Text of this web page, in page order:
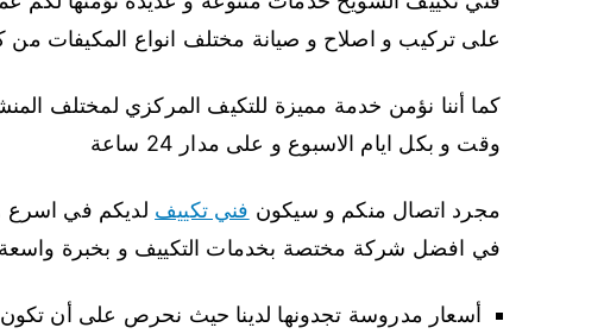
على تركيب و اصلاح و صيانة مختلف انواع المكيفات من
كما أننا نؤمن خدمة مميزة للتكيف المركزي لمختلف
وقت و بكل ايام الاسبوع و على مدار 24 ساعة
مجرد اتصال منكم و سيكون فني تكييف لديكم في اسرع
في افضل شركة مختصة بخدمات التكييف و بخبرة
أسعار مدروسة تجدونها لدينا حيث نحرص على أن